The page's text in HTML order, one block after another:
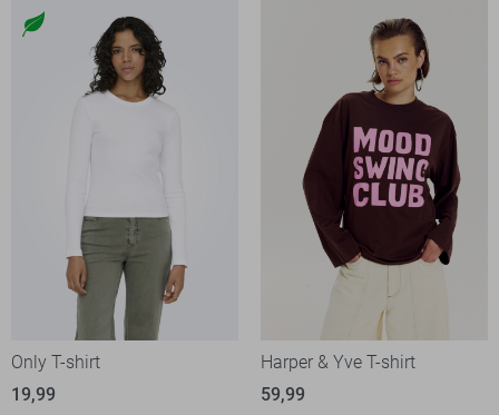
Only T-shirt
19,99
Harper & Yve T-shirt
59,99